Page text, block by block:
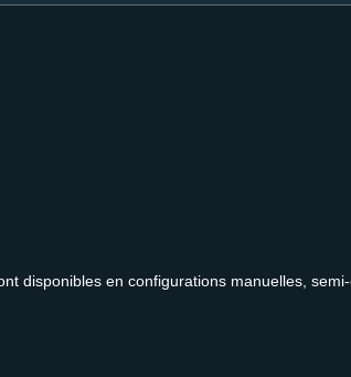
disponibles en configurations manuelles,